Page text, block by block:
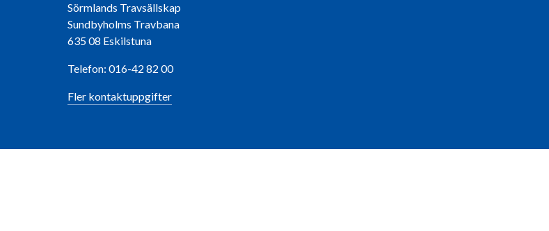
Sörmlands Travsällskap
Sundbyholms Travbana
635 08 Eskilstuna
Telefon: 016-42 82 00
Fler kontaktuppgifter